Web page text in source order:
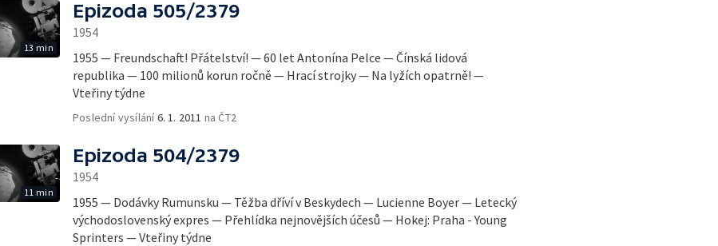
13 min
Epizoda 505/2379
1954
1955 — Freundschaft! Přátelství! — 60 let Antonína Pelce — Čínská lidová
republika — 100 milionů korun ročně — Hrací strojky — Na lyžích opatrně! —
Vteřiny týdne
Poslední vysílání6. 1. 2011 na ČT2
11 min
Epizoda 504/2379
1954
1955 — Dodávky Rumunsku — Těžba dříví v Beskydech — Lucienne Boyer — Letecký
východoslovenský expres — Přehlídka nejnovějších účesů — Hokej: Praha - Young
Sprinters — Vteřiny týdne